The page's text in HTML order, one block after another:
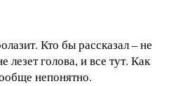
Кто бы рассказал – не
лезет голова, и все тут. Как
непонятно.